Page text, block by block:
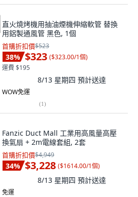
直火燒烤機用抽油煙機伸縮軟管 替換
用鋁製通風管 黑色, 1個
首購折扣價$523
38% $323 ($323.00/1個)
運費 $195
8/13 星期四 預計送達
WOW免運
(1)
Fanzic Duct Mall 工業用高風量高壓
換氣扇 + 2m電線套組, 2套
首購折扣價$4,949
34% $3,228 ($1614.00/1個)
8/13 星期四 預計送達
免運